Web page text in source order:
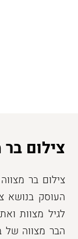
צילום בר
צילום בר
העוסק בנושא
לגיל מצוות
הבר מצווה של